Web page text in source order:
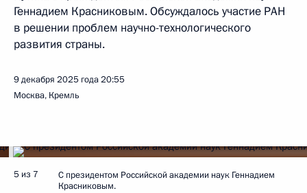
Геннадием Красниковым. Обсуждалось участие РАН
в решении проблем научно-технологического
развития страны.
9 декабря 2025 года20:55
Москва, Кремль
5 из 7
С президентом Российской академии наук Геннадием
Красниковым.